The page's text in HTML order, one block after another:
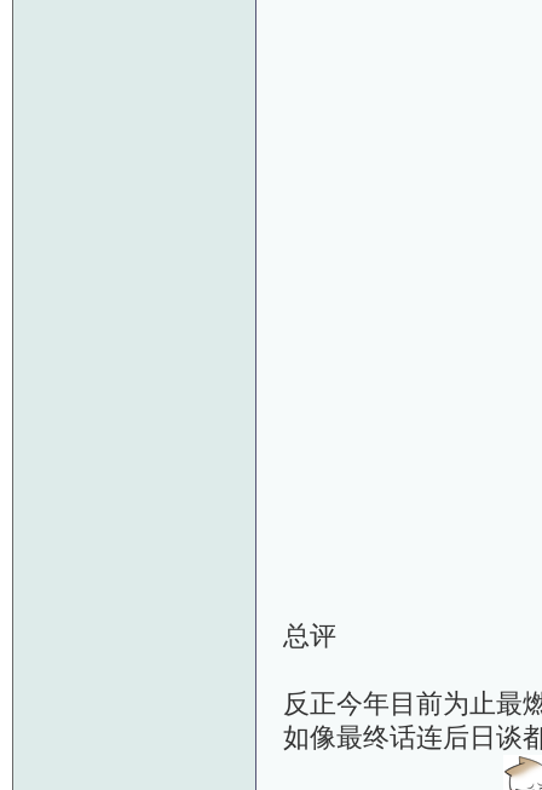
总评
反正今年目前为止最
如像最终话连后日